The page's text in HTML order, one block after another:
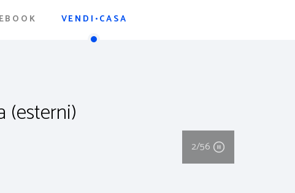
EBOOK VENDI•CASA
(esterni)
2/56